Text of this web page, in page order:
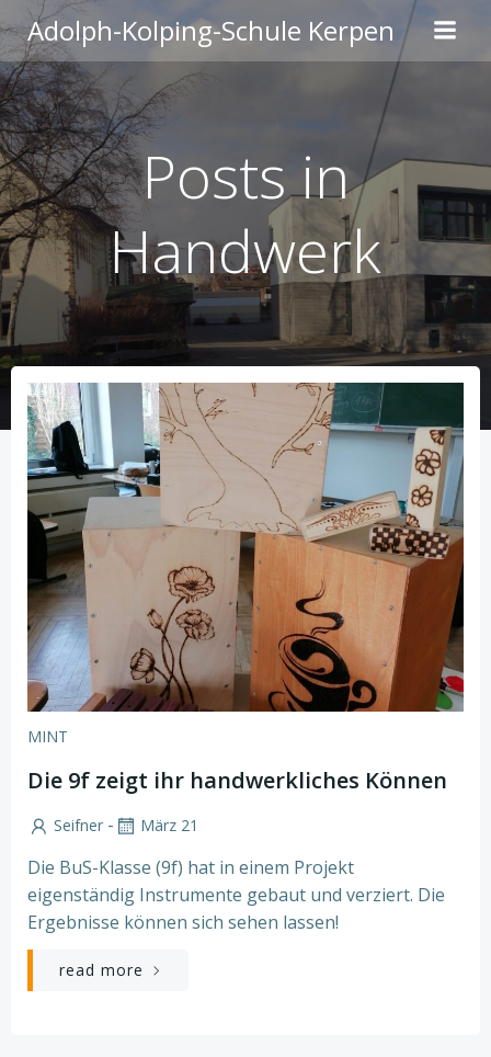
Inhalt
springen
Adolph-Kolping-Schule Kerpen
Posts in
Handwerk
MINT
Die 9f zeigt ihr handwerkliches Können
Seifner - März 21
Die BuS-Klasse (9f) hat in einem Projekt
eigenständig Instrumente gebaut und verziert. Die
Ergebnisse können sich sehen lassen!
read more